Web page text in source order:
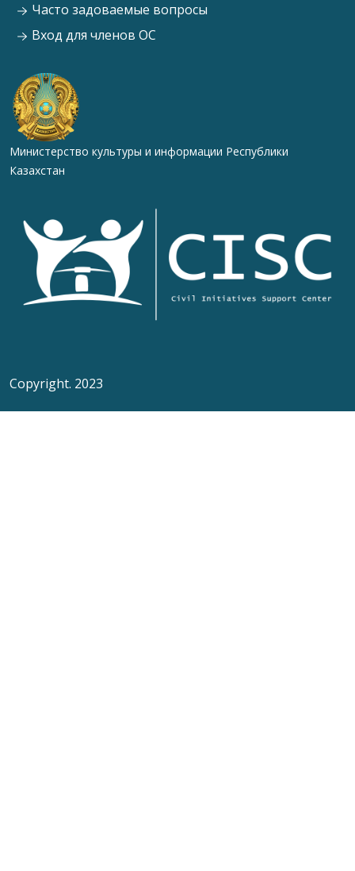
Часто задоваемые вопросы
Вход для членов ОС
Министерство культуры и информации Республики
Казахстан
Copyright. 2023